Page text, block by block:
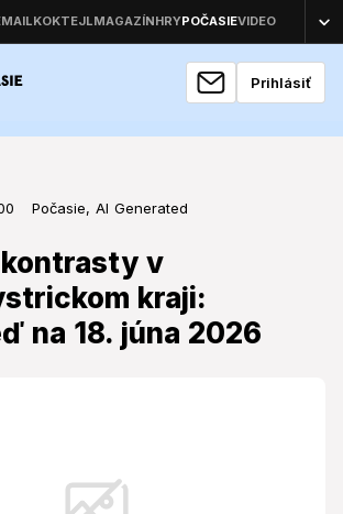
Prihlásiť
Počasie, AI Generated
v
kraji:
na 18. júna 2026
v
kraji:
na 18. júna 2026
kraj deň s letnými
s rozdielmi medzi jednotlivými